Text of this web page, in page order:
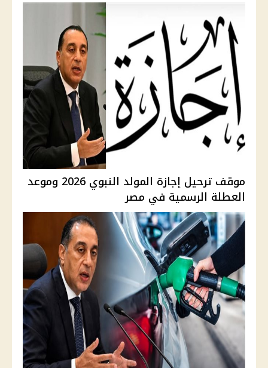
موقف ترحيل إجازة المولد النبوي 2026 وموعد
العطلة الرسمية في مصر